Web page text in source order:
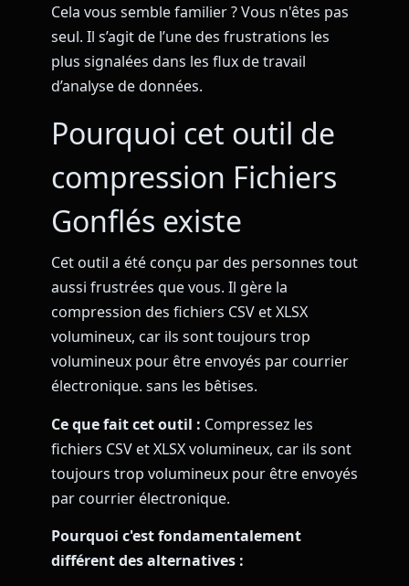
Cela vous semble familier ? Vous n'êtes pas
seul. Il s’agit de l’une des frustrations les
plus signalées dans les flux de travail
d’analyse de données.
Pourquoi cet outil de
compression Fichiers
Gonflés existe
Cet outil a été conçu par des personnes tout
aussi frustrées que vous. Il gère la
compression des fichiers CSV et XLSX
volumineux, car ils sont toujours trop
volumineux pour être envoyés par courrier
électronique. sans les bêtises.
Ce que fait cet outil : Compressez les
fichiers CSV et XLSX volumineux, car ils sont
toujours trop volumineux pour être envoyés
par courrier électronique.
Pourquoi c'est fondamentalement
différent des alternatives :